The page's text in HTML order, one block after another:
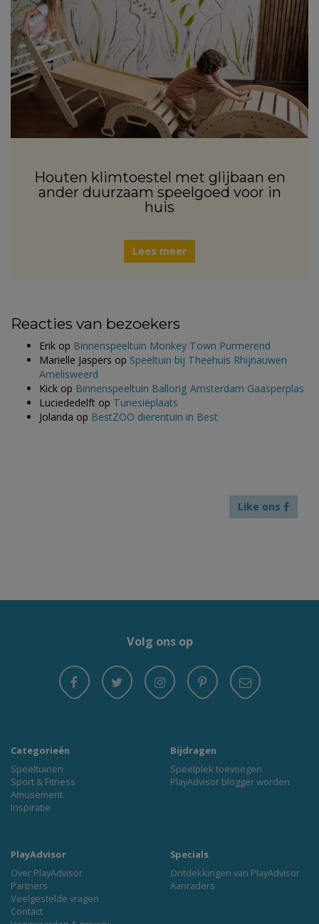
Houten klimtoestel met glijbaan en
ander duurzaam speelgoed voor in
huis
Lees meer
Reacties van bezoekers
Erik op Binnenspeeltuin Monkey Town Purmerend
Marielle Jaspers op Speeltuin bij Theehuis Rhijnauwen
Amelisweerd
Kick op Binnenspeeltuin Ballorig Amsterdam Gaasperplas
Luciededelft op Tunesiëplaats
Jolanda op BestZOO dierentuin in Best
Like ons
Volg ons op
Categorieën
Speeltuinen
Sport & Fitness
Amusement
Inspiratie
Bijdragen
Speelplek toevoegen
PlayAdvisor blogger worden
PlayAdvisor
Over PlayAdvisor
Partners
Veelgestelde vragen
Contact
Specials
Ontdekkingen van PlayAdvisor
Aanraders